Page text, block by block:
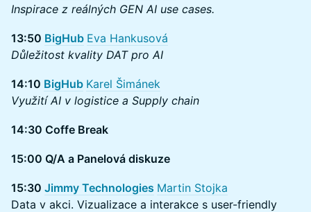
Inspirace z reálných GEN AI use cases.
13:50 BigHub Eva Hankusová
Důležitost kvality DAT pro AI
14:10 BigHub Karel Šimánek
Využití AI v logistice a Supply chain
14:30 Coffe Break
15:00 Q/A a Panelová diskuze
15:30 Jimmy Technologies Martin Stojka
Data v akci. Vizualizace a interakce s user-friendly